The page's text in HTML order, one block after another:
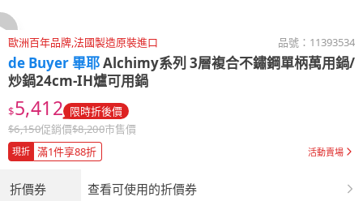
歐洲百年品牌,法國製造原裝進口 品號： 11393534
de Buyer 畢耶Alchimy系列 3層複合不鏽鋼單柄萬用鍋/
炒鍋24cm-IH爐可用鍋
$5,412 限時折後價
$6,150促銷價$8,200市售價
現折 滿1件享88折 活動賣場
折價券 查看可使用的折價券